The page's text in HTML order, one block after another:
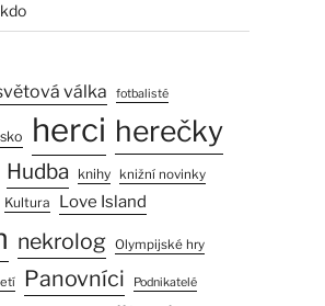
válka fotbalisté
herci herečky
Hudba knihy knižní novinky
Kultura Love Island
nekrolog Olympijské hry
Panovníci Podnikatelé